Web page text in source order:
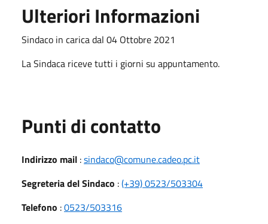
Ulteriori Informazioni
Sindaco in carica dal 04 Ottobre 2021
La Sindaca riceve tutti i giorni su appuntamento.
Punti di contatto
Indirizzo mail :sindaco@comune.cadeo.pc.it
Segreteria del Sindaco :(+39) 0523/503304
Telefono :0523/503316